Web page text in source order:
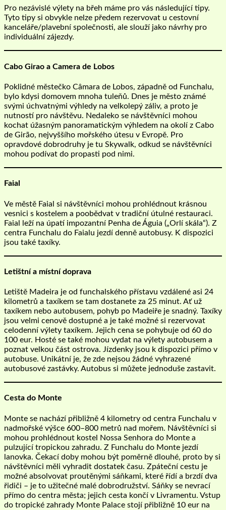
Pro nezávislé výlety na břeh máme pro vás následující tipy.
Tyto tipy si obvykle nelze předem rezervovat u cestovní
kanceláře/plavební společnosti, ale slouží jako návrhy pro
individuální zájezdy.
Cabo Girao a Camera de Lobos
Poklidné městečko Câmara de Lobos, západně od Funchalu,
bylo kdysi domovem mnoha tuleňů. Dnes je město známé
svými úchvatnými výhledy na velkolepý záliv, a proto je
nutností pro návštěvu. Nedaleko se návštěvníci mohou
kochat úžasným panoramatickým výhledem na okolí z Cabo
de Girão, nejvyššího mořského útesu v Evropě. Pro
opravdové dobrodruhy je tu Skywalk, odkud se návštěvníci
mohou podívat do propasti pod nimi.
Faial
Ve městě Faial si návštěvníci mohou prohlédnout krásnou
vesnici s kostelem a poobědvat v tradiční útulné restauraci.
Faial leží na úpatí impozantní Penha de Águia („Orlí skála“). Z
centra Funchalu do Faialu jezdí denně autobusy. K dispozici
jsou také taxíky.
Letištní a místní doprava
Letiště Madeira je od funchalského přístavu vzdálené asi 24
kilometrů a taxíkem se tam dostanete za 25 minut. Ať už
taxíkem nebo autobusem, pohyb po Madeiře je snadný. Taxíky
jsou velmi cenově dostupné a je také možné si rezervovat
celodenní výlety taxíkem. Jejich cena se pohybuje od 60 do
100 eur. Hosté se také mohou vydat na výlety autobusem a
poznat velkou část ostrova. Jízdenky jsou k dispozici přímo v
autobuse. Unikátní je, že zde nejsou žádné vyhrazené
autobusové zastávky. Autobus si můžete jednoduše zastavit.
Cesta do Monte
Monte se nachází přibližně 4 kilometry od centra Funchalu v
nadmořské výšce 600–800 metrů nad mořem. Návštěvníci si
mohou prohlédnout kostel Nossa Senhora do Monte a
pulzující tropickou zahradu. Z Funchalu do Monte jezdí
lanovka. Čekací doby mohou být poměrně dlouhé, proto by si
návštěvníci měli vyhradit dostatek času. Zpáteční cestu je
možné absolvovat proutěnými sáňkami, které řídí a brzdí dva
řidiči – je to užitečné malé dobrodružství. Sáňky se nevrací
přímo do centra města; jejich cesta končí v Livramentu. Vstup
do tropické zahrady Monte Palace stojí přibližně 10 eur na